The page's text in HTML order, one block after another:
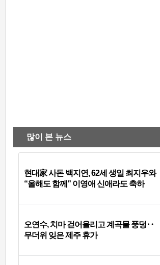
많이 본 뉴스
현대家 사돈 백지연, 62세 생일 최지우와
“올해도 함께” 이영애 신애라도 축하
오연수, 치마 걷어올리고 계곡물 풍덩‥
무더위 잊은 제주 휴가